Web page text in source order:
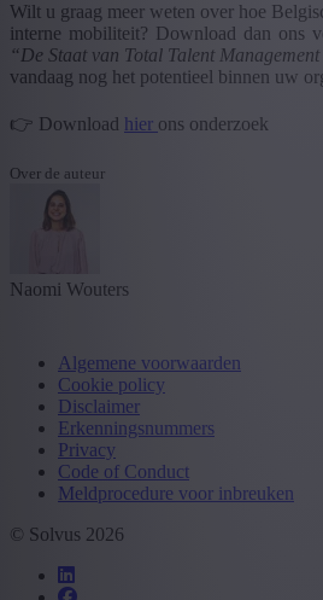
Wilt u graag meer weten over hoe
interne mobiliteit? Download dan ons
“De Staat van Total Talent
vandaag nog het potentieel binnen uw
👉 Download hier ons onderzoek
Over de auteur
Naomi Wouters
Algemene voorwaarden
Cookie policy
Disclaimer
Erkenningsnummers
Privacy
Code of Conduct
Meldprocedure voor inbreuken
© Solvus 2026